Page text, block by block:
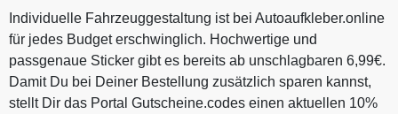
Individuelle Fahrzeuggestaltung ist bei Autoaufkleber.online
für jedes Budget erschwinglich. Hochwertige und
passgenaue Sticker gibt es bereits ab unschlagbaren 6,99€.
Damit Du bei Deiner Bestellung zusätzlich sparen kannst,
stellt Dir das Portal Gutscheine.codes einen aktuellen 10%